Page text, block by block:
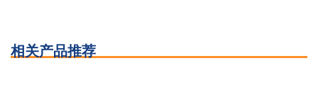
相关产品推荐